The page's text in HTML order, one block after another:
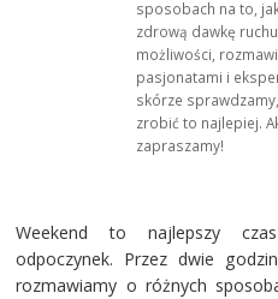
sposobach na to,
zdrową dawkę
możliwości,
pasjonatami i
skórze
zrobić to najlepiej.
zapraszamy!
Weekend to najlepszy
odpoczynek. Przez dwie
rozmawiamy o różnych